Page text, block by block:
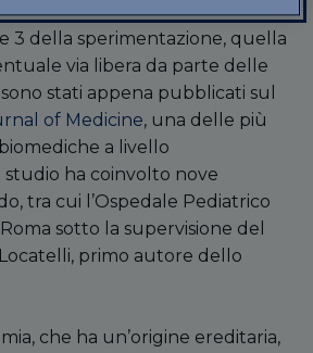
3 della sperimentazione, quella
via libera da parte delle
stati appena pubblicati sul
of Medicine, una delle più
a livello
studio ha coinvolto nove
tra cui l’Ospedale Pediatrico
sotto la supervisione del
primo autore dello
che ha un’origine ereditaria,